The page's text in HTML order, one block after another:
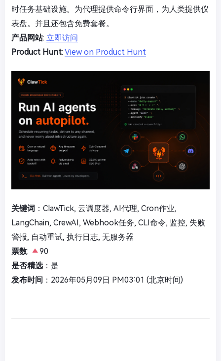
时任务基础设施。为代理提供命令行界面，为人类提供仪
表盘。并且还包含免费套餐。
产品网站: 立即访问
Product Hunt: View on Product Hunt
关键词 ：ClawTick, 云调度器, AI代理, Cron作业,
LangChain, CrewAI, Webhook任务, CLI命令, 监控, 失败
警报, 自动重试, 执行日志, 无服务器
票数:
90
是否精选：是
发布时间 ：2026年05月09日 PM03:01 (北京时间)